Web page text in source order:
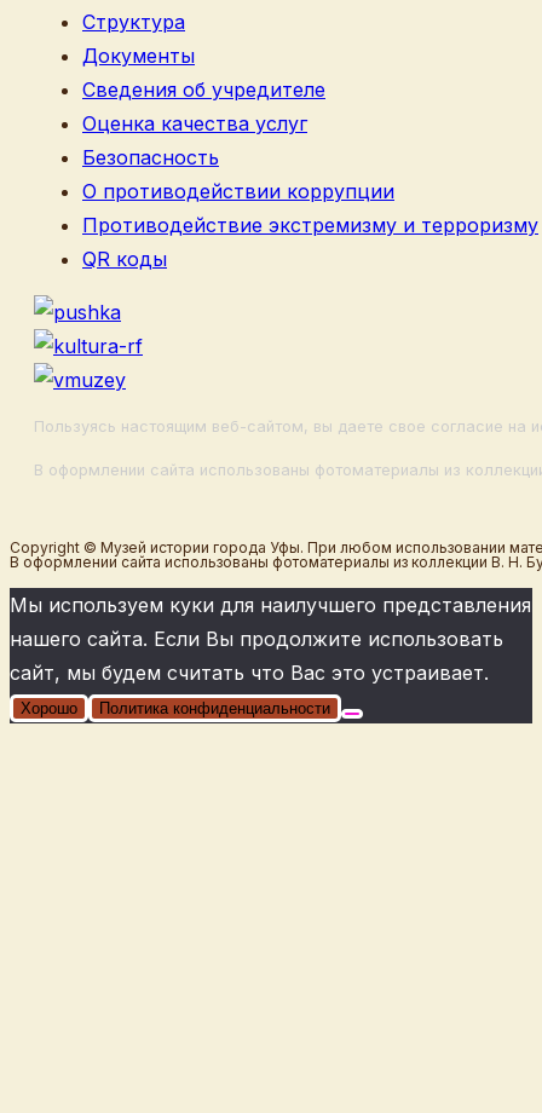
Структура
Документы
Сведения об учредителе
Оценка качества услуг
Безопасность
О противодействии коррупции
Противодействие экстремизму и терроризму
QR коды
Пользуясь настоящим веб-сайтом, вы даете свое согласие на
В оформлении сайта использованы фотоматериалы из
Copyright © Музей истории города Уфы. При любом использовании
В оформлении сайта использованы фотоматериалы из коллекции В. Н.
Мы используем куки для наилучшего представления
нашего сайта. Если Вы продолжите использовать
сайт, мы будем считать что Вас это устраивает.
Хорошо Политика конфиденциальности